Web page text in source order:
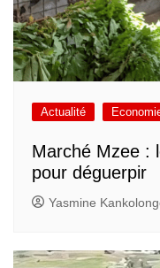
Actualité
Marché Mzee :
pour déguerpir
Yasmine